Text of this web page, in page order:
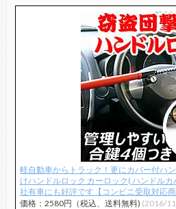
軽自動車からトラック！更にカバー付ハ
けハンドルロック カーロック( ハンドルカ
社有車にも好評です【コンビニ受取対応商
価格：2580円（税込、送料無料) (2016/